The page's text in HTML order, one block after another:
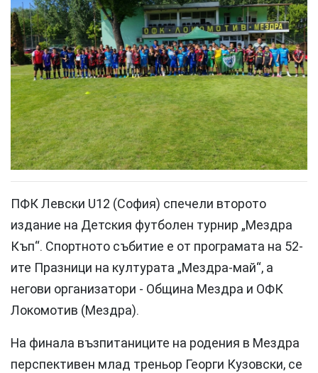
ПФК Левски U12 (София) спечели второто
издание на Детския футболен турнир „Мездра
Къп“. Спортното събитие е от програмата на 52-
ите Празници на културата „Мездра-май“, а
негови организатори - Община Мездра и ОФК
Локомотив (Мездра).
На финала възпитаниците на родения в Мездра
перспективен млад треньор Георги Кузовски, се